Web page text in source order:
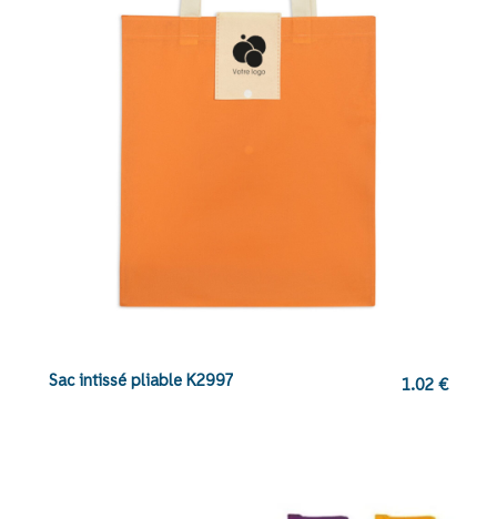
Sac intissé pliable K2997 1.02 €